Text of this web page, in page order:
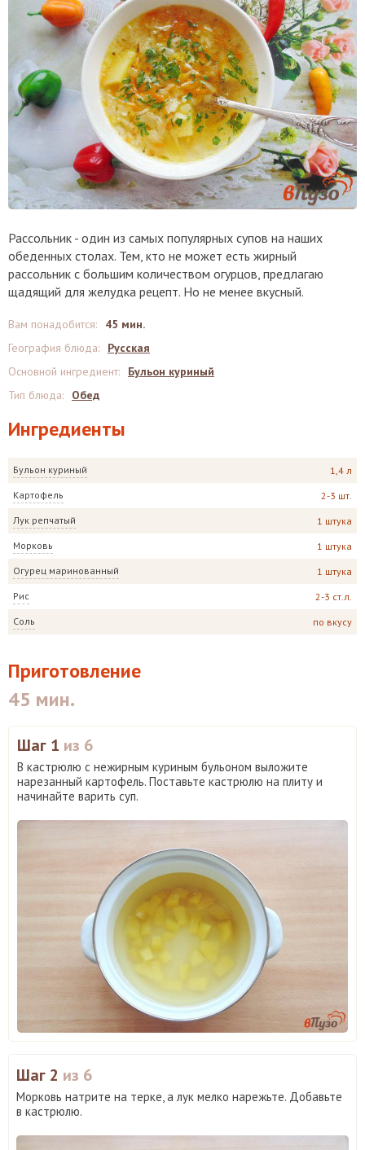
Рассольник - один из самых популярных супов на наших
обеденных столах. Тем, кто не может есть жирный
рассольник с большим количеством огурцов, предлагаю
щадящий для желудка рецепт. Но не менее вкусный.
Ингредиенты
Бульон куриный 1,4 л
Картофель 2-3 шт.
Лук репчатый 1 штука
Морковь 1 штука
Огурец маринованный 1 штука
Рис 2-3 ст.л.
Соль по вкусу
Вам понадобится:
45 мин.
География блюда:
Русская
Основной ингредиент:
Бульон куриный
Тип блюда: Обед
Приготовление
45 мин.
Шаг 1 из 6
В кастрюлю с нежирным куриным бульоном выложите
нарезанный картофель. Поставьте кастрюлю на плиту и
начинайте варить суп.
Шаг 2 из 6
Морковь натрите на терке, а лук мелко нарежьте. Добавьте
в кастрюлю.